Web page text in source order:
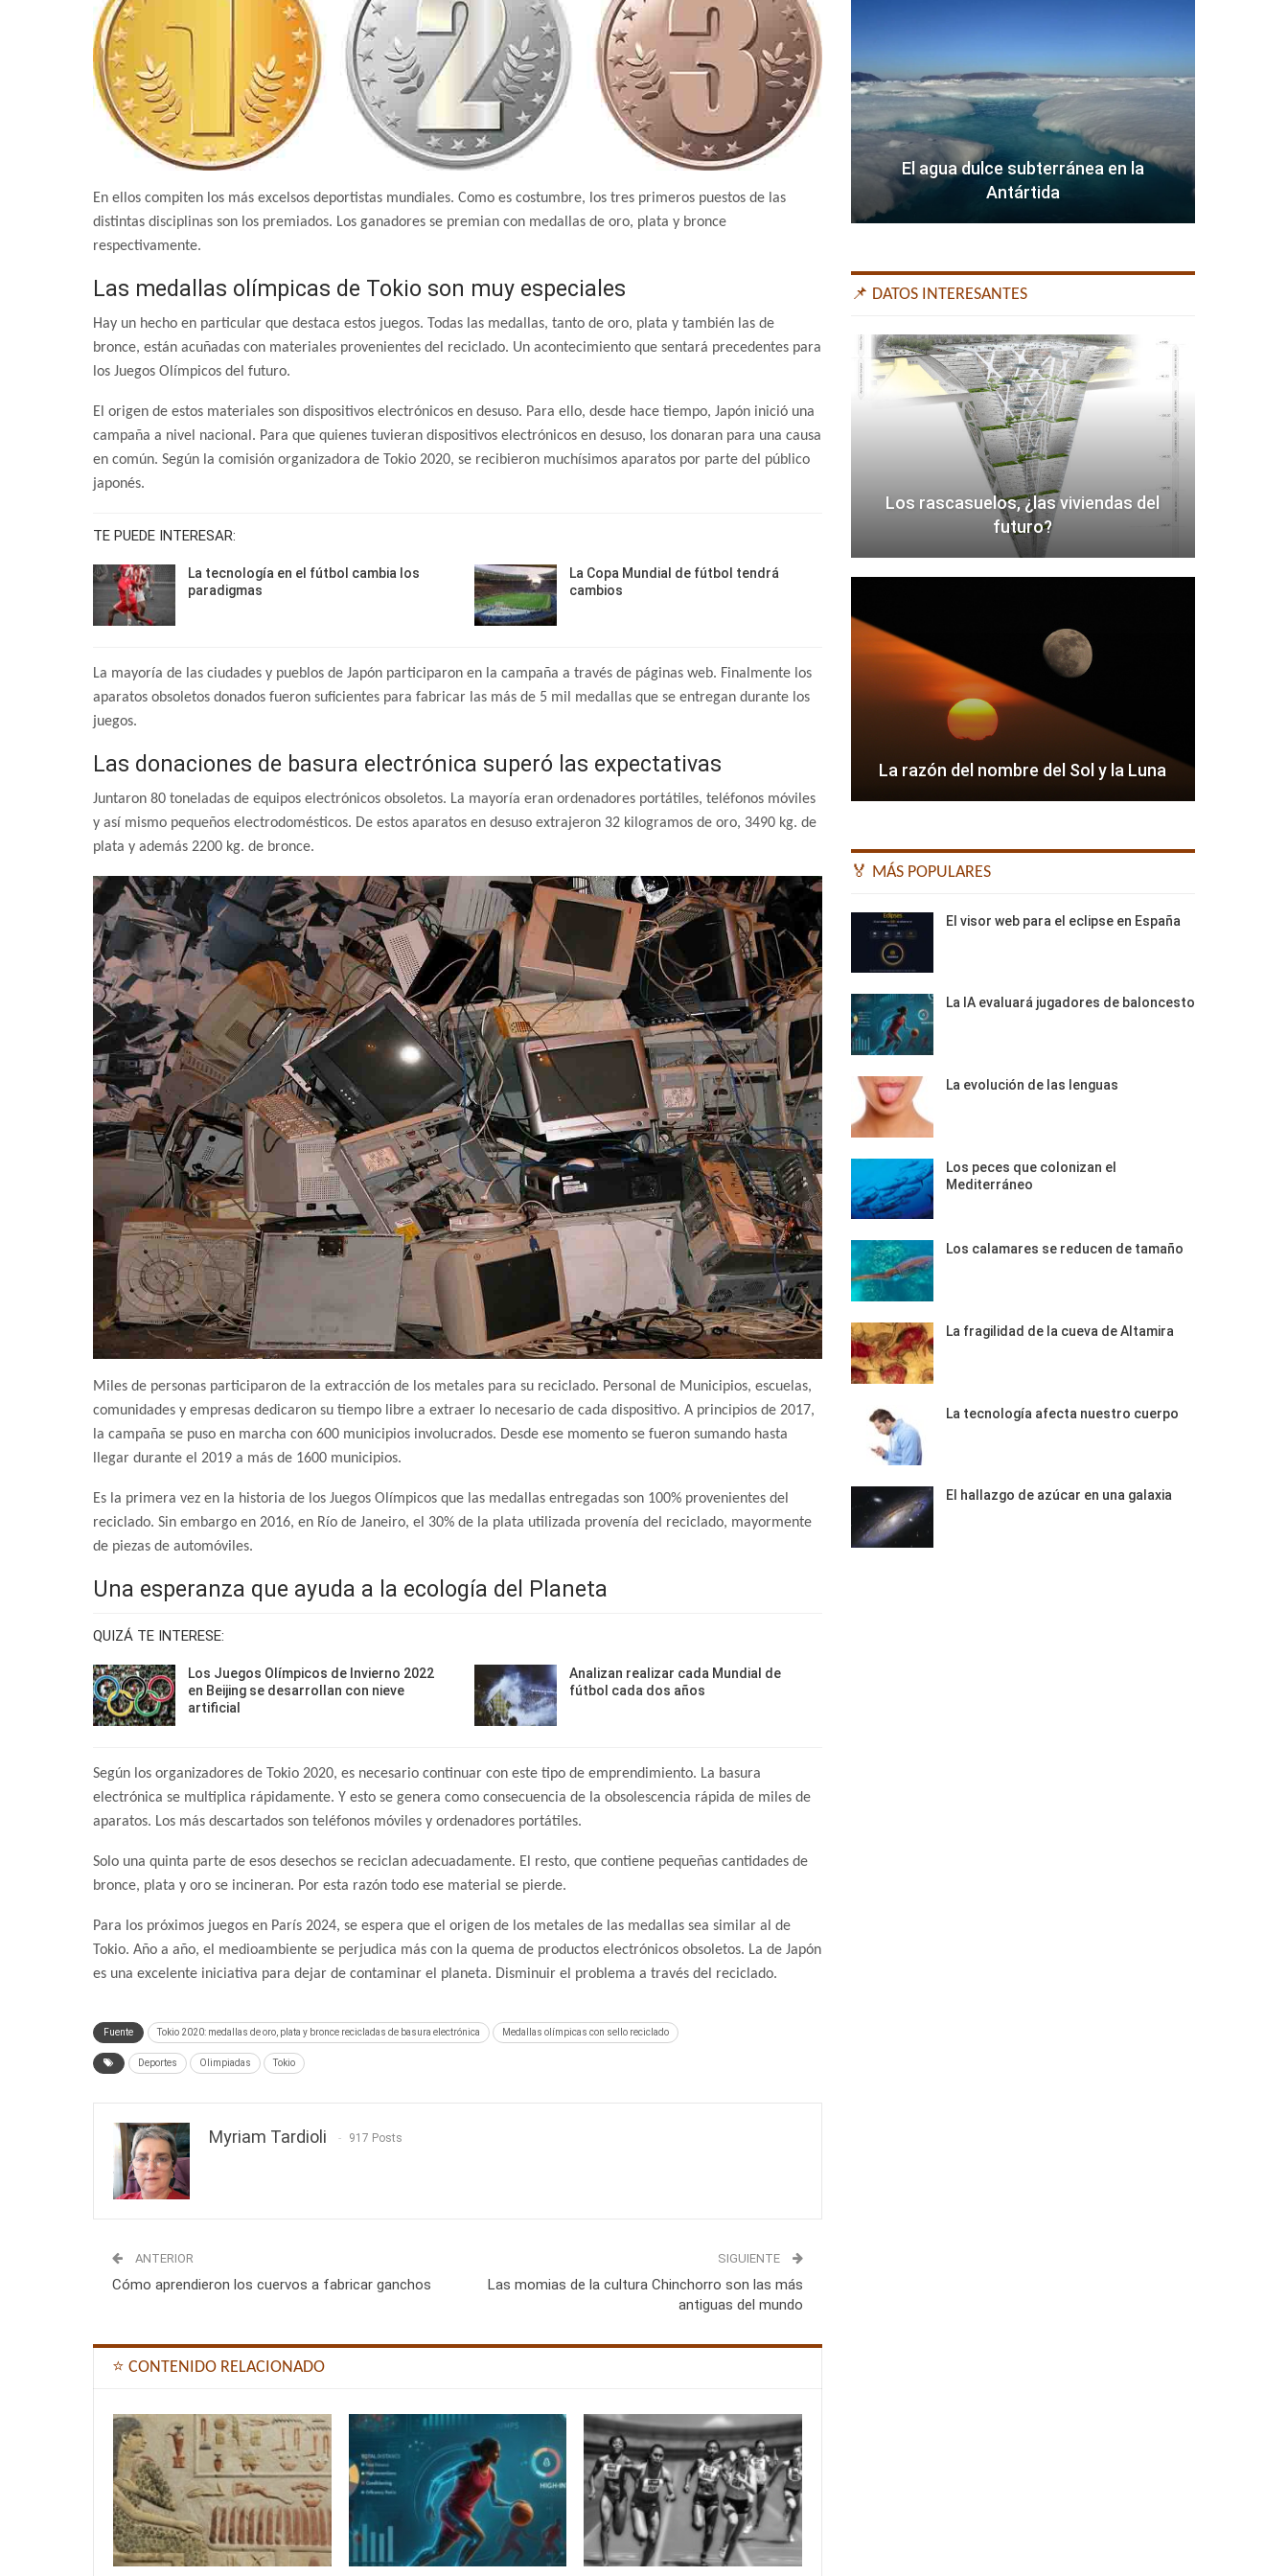
En ellos compiten los más excelsos deportistas mundiales. Como es costumbre, los tres primeros puestos de las
distintas disciplinas son los premiados. Los ganadores se premian con medallas de oro, plata y bronce
respectivamente.
Las medallas olímpicas de Tokio son muy especiales
Hay un hecho en particular que destaca estos juegos. Todas las medallas, tanto de oro, plata y también las de
bronce, están acuñadas con materiales provenientes del reciclado. Un acontecimiento que sentará precedentes para
los Juegos Olímpicos del futuro.
El origen de estos materiales son dispositivos electrónicos en desuso. Para ello, desde hace tiempo, Japón inició una
campaña a nivel nacional. Para que quienes tuvieran dispositivos electrónicos en desuso, los donaran para una causa
en común. Según la comisión organizadora de Tokio 2020, se recibieron muchísimos aparatos por parte del público
japonés.
TE PUEDE INTERESAR:
La tecnología en el fútbol cambia los
paradigmas
La Copa Mundial de fútbol tendrá
cambios
La mayoría de las ciudades y pueblos de Japón participaron en la campaña a través de páginas web. Finalmente los
aparatos obsoletos donados fueron suficientes para fabricar las más de 5 mil medallas que se entregan durante los
juegos.
Las donaciones de basura electrónica superó las expectativas
Juntaron 80 toneladas de equipos electrónicos obsoletos. La mayoría eran ordenadores portátiles, teléfonos móviles
y así mismo pequeños electrodomésticos. De estos aparatos en desuso extrajeron 32 kilogramos de oro, 3490 kg. de
plata y además 2200 kg. de bronce.
Miles de personas participaron de la extracción de los metales para su reciclado. Personal de Municipios, escuelas,
comunidades y empresas dedicaron su tiempo libre a extraer lo necesario de cada dispositivo. A principios de 2017,
la campaña se puso en marcha con 600 municipios involucrados. Desde ese momento se fueron sumando hasta
llegar durante el 2019 a más de 1600 municipios.
Es la primera vez en la historia de los Juegos Olímpicos que las medallas entregadas son 100% provenientes del
reciclado. Sin embargo en 2016, en Río de Janeiro, el 30% de la plata utilizada provenía del reciclado, mayormente
de piezas de automóviles.
Una esperanza que ayuda a la ecología del Planeta
QUIZÁ TE INTERESE:
Los Juegos Olímpicos de Invierno 2022
en Beijing se desarrollan con nieve
artificial
Analizan realizar cada Mundial de
fútbol cada dos años
Según los organizadores de Tokio 2020, es necesario continuar con este tipo de emprendimiento. La basura
electrónica se multiplica rápidamente. Y esto se genera como consecuencia de la obsolescencia rápida de miles de
aparatos. Los más descartados son teléfonos móviles y ordenadores portátiles.
Solo una quinta parte de esos desechos se reciclan adecuadamente. El resto, que contiene pequeñas cantidades de
bronce, plata y oro se incineran. Por esta razón todo ese material se pierde.
Para los próximos juegos en París 2024, se espera que el origen de los metales de las medallas sea similar al de
Tokio. Año a año, el medioambiente se perjudica más con la quema de productos electrónicos obsoletos. La de Japón
es una excelente iniciativa para dejar de contaminar el planeta. Disminuir el problema a través del reciclado.
Fuente Tokio 2020: medallas de oro, plata y bronce recicladas de basura electrónica Medallas olímpicas con sello reciclado
Deportes Olimpiadas Tokio
Myriam Tardioli 917 Posts
ANTERIOR
Cómo aprendieron los cuervos a fabricar ganchos
SIGUIENTE
Las momias de la cultura Chinchorro son las más
antiguas del mundo
⭐ CONTENIDO RELACIONADO
El agua dulce subterránea en la
Antártida
📌 DATOS INTERESANTES
Los rascasuelos, ¿las viviendas del
futuro?
La razón del nombre del Sol y la Luna
🏅 MÁS POPULARES
El visor web para el eclipse en España
La IA evaluará jugadores de baloncesto
La evolución de las lenguas
Los peces que colonizan el
Mediterráneo
Los calamares se reducen de tamaño
La fragilidad de la cueva de Altamira
La tecnología afecta nuestro cuerpo
El hallazgo de azúcar en una galaxia